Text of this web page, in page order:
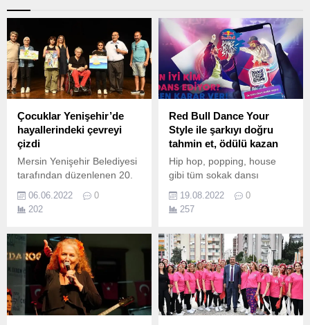
Çocuklar Yenişehir’de
hayallerindeki çevreyi
çizdi
Mersin Yenişehir Belediyesi
tarafından düzenlenen 20.
06.06.2022
0
202
Red Bull Dance Your
Style ile şarkıyı doğru
tahmin et, ödülü kazan
Hip hop, popping, house
gibi tüm sokak dansı
barındıran dans yarışması
Red Bull Dance Your Style
İstanbul ve İzmir’deki
elemeler sonrasında 10
Eylül’de Ankara’da
gerçekleştirilecek.
19.08.2022
0
257